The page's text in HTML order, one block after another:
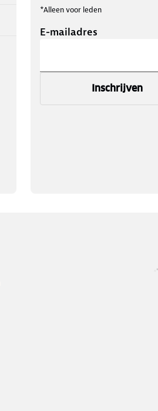
*Alleen voor leden
E-mailadres
Inschrijven